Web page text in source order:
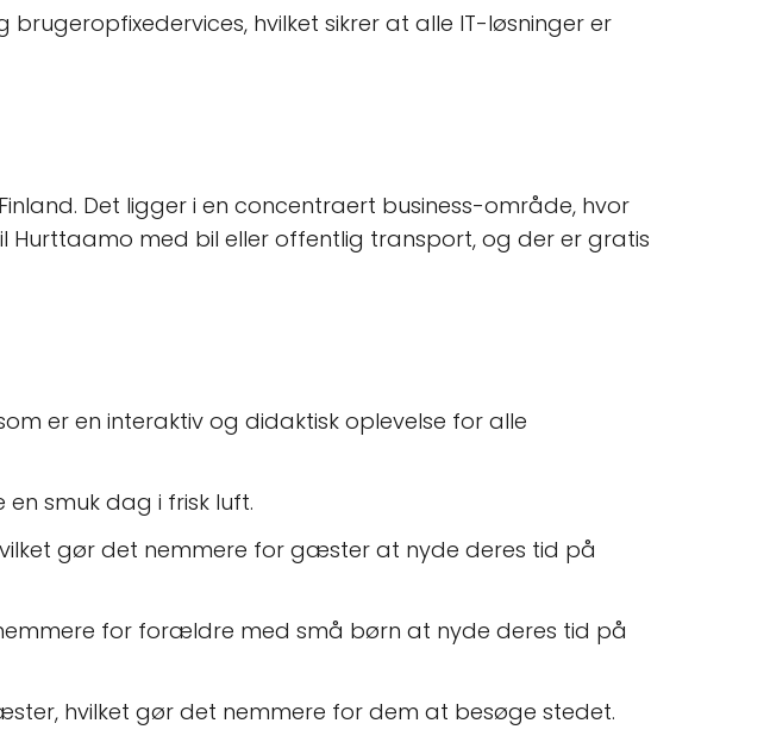
hvilket sikrer at alle IT-løsninger er
Det ligger i en concentraert business-område, hvor
Hurttaamo med bil eller offentlig transport, og der er gratis
er en interaktiv og didaktisk oplevelse for alle
smuk dag i frisk luft.
gør det nemmere for gæster at nyde deres tid på
for forældre med små børn at nyde deres tid på
hvilket gør det nemmere for dem at besøge stedet.